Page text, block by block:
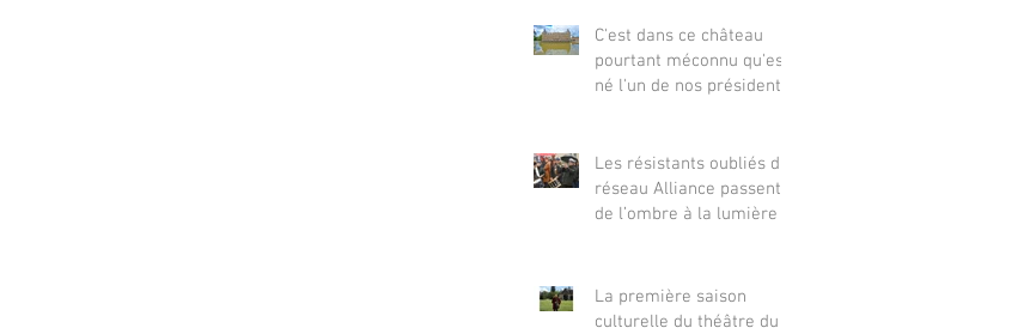
C'est dans ce château
pourtant méconnu qu'est
né l'un de nos présidents
Les résistants oubliés du
réseau Alliance passent
de l’ombre à la lumière
La première saison
culturelle du théâtre du